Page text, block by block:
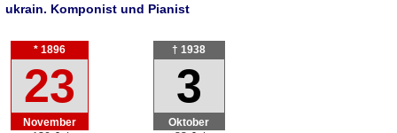
ukrain. Komponist und Pianist
* 1896
23
November
† 1938
3
Oktober